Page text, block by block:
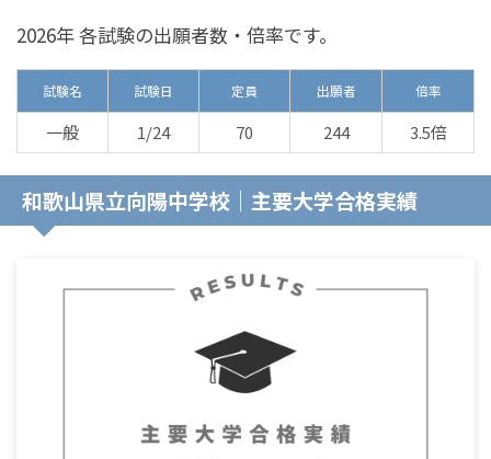
2026年 各試験の出願者数・倍率です。
試験名 試験日 定員 出願者 倍率
一般 1/24 70 244 3.5倍
和歌山県立向陽中学校｜主要大学合格実績